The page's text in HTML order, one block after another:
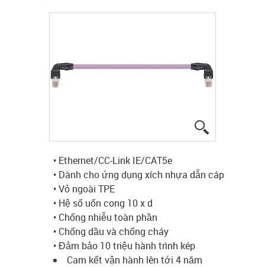
• Ethernet/CC-Link IE/CAT5e
• Dành cho ứng dụng xích nhựa dẫn cáp
• Vỏ ngoài TPE
• Hệ số uốn cong 10 x d
• Chống nhiễu toàn phần
• Chống dầu và chống cháy
• Đảm bảo 10 triệu hành trình kép
Cam kết vận hành lên tới 4 năm